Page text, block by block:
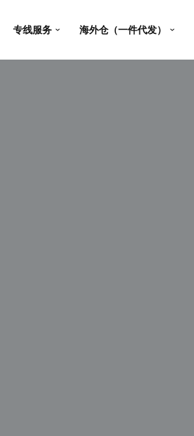
专线服务 海外仓（一件代发）